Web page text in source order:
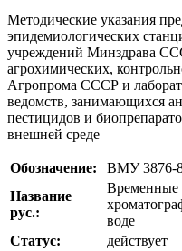
Методические указания
эпидемиологических
учреждений Минздрава
агрохимических,
Агропрома СССР и
ведомств, занимающихся
пестицидов и
внешней среде
Обозначение:
ВМУ 3876-
Название
рус.:
Временные
воде
Статус:
действует